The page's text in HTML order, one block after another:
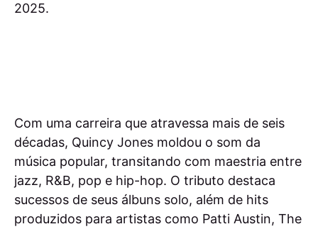
2025.
Com uma carreira que atravessa mais de seis
décadas, Quincy Jones moldou o som da
música popular, transitando com maestria entre
jazz, R&B, pop e hip-hop. O tributo destaca
sucessos de seus álbuns solo, além de hits
produzidos para artistas como Patti Austin, The